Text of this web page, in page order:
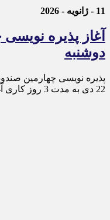
11 - ژانویه - 2026
آغاز پذیره
دوشنبه
پذیره‌ نویسی چهارمین
22 دی به مدت 3 روز کاری آغاز می‌شود.